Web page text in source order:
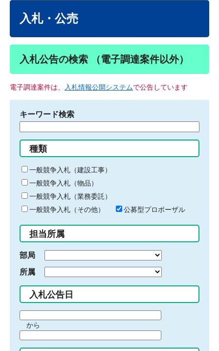
入札・公売
入札公告の検索 （電子調達案件以外）
電子調達案件は、 入札情報公開システムで公告しています
キーワード検索
る
キ
ー
ワ
ー
ド
入
力
種類
一般競争入札（建設工事）
一般競争入札（物品）
一般競争入札（業務委託）
一般競争入札（その他）
公募型プロポーザル
担当所属
部局
所属
入札公告日
間
始
から
間